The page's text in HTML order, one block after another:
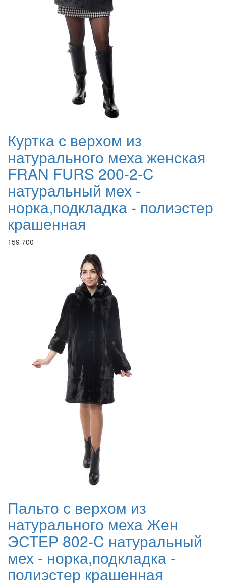
Куртка с верхом из
натурального меха женская
FRAN FURS 200-2-C
натуральный мех -
норка,подкладка - полиэстер
крашенная
159 700
Пальто с верхом из
натурального меха Жен
ЭСТЕР 802-C натуральный
мех - норка,подкладка -
полиэстер крашенная